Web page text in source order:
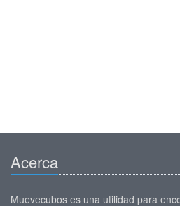
Acerca
Muevecubos es una utilidad para